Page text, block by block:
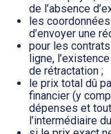
de l’absence
les
d’envoyer une
pour les
ligne,
de rétractation ;
le prix total dû
financier (y
dépenses et
l’intermédiaire